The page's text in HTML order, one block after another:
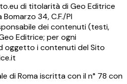
di titolarità di Geo Editrice
Bomarzo 34, C.F./PI
dei contenuti (testi,
Editrice; per ogni
oggetto i contenuti del Sito
di Roma iscritta con il n° 78 con